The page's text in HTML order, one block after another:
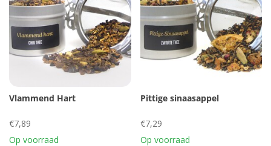
Vlammend Hart
€7,89
Op voorraad
Pittige sinaasappel
€7,29
Op voorraad